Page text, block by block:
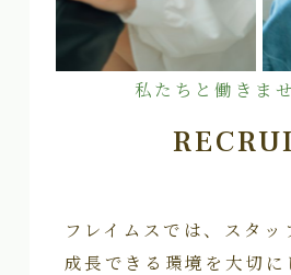
私たちと働きま
フレイムスでは、スタッ
成長できる環境を大切に